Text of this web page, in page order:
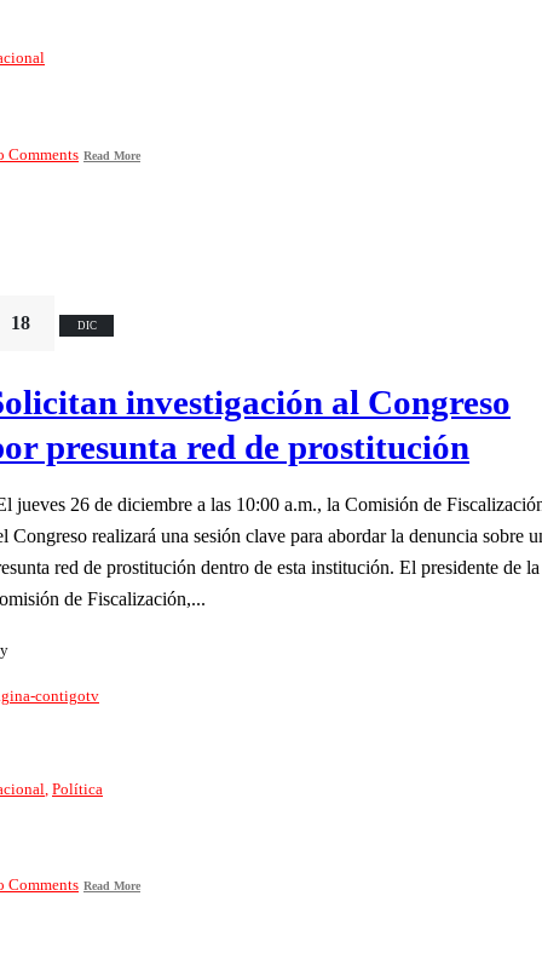
Comments Read More
18 DIC
investigación al Congreso
presunta red de prostitución
jueves 26 de diciembre a las 10:00 a.m., la Comisión de
Congreso realizará una sesión clave para abordar la denuncia sobre
red de prostitución dentro de esta institución. El presidente de la
de Fiscalización,...
contigotv
, Política
Comments Read More